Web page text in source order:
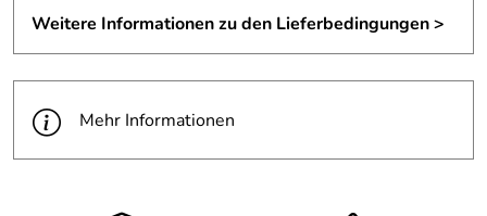
Der Hahn beginnt zu wackeln und zu
Sie erneut, um den Vorgang zu wiederholen.
Lieferumfang – Wackelfigur Hahn grün – Höhe ca. 8 cm
Weitere Informationen zu den Lieferbedingungen >
Mehr Informationen